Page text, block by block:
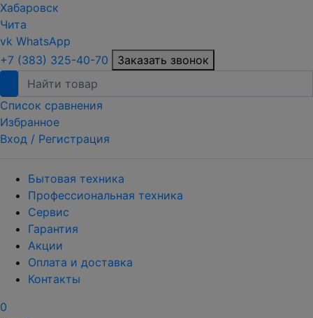
Хабаровск
Чита
vk WhatsApp
+7 (383) 325-40-70
Заказать звонок
Список сравнения
Избранное
Вход / Регистрация
Бытовая техника
Профессиональная техника
Сервис
Гарантия
Акции
Оплата и доставка
Контакты
0